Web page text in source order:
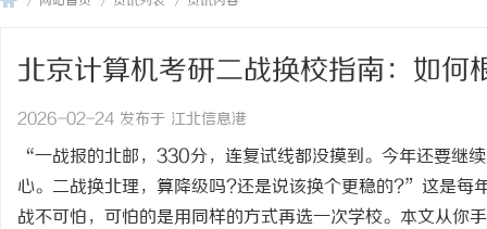
北京计算机考研二战换校指南：如何
校？
2026-02-24 发布于 江北信息港
“一战报的北邮，330分，连复试线都没摸到。今年还要
心。二战换北理，算降级吗?还是说该换个更稳的?”这是每
战不可怕，可怕的是用同样的方式再选一次学校。本文从你